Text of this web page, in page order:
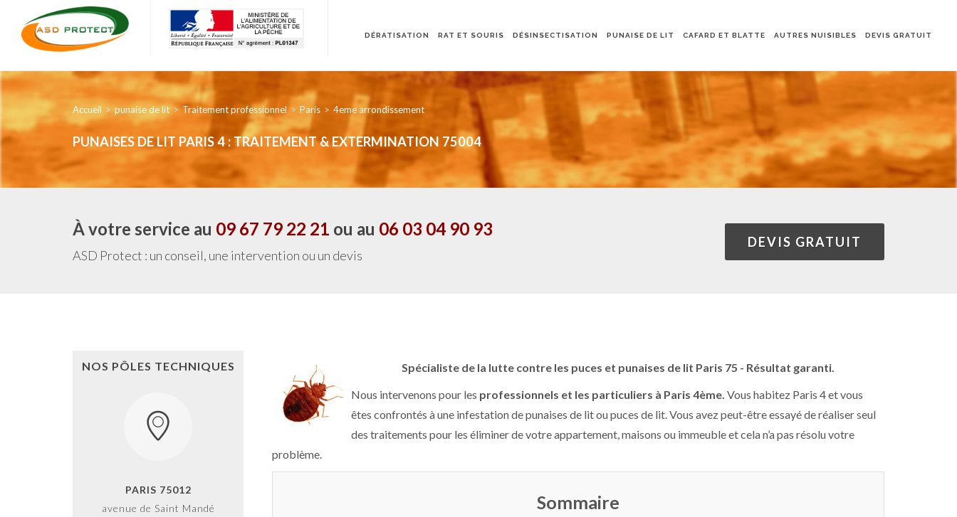
DÉRATISATION RAT ET SOURIS DÉSINSECTISATION PUNAISE DE LIT CAFARD ET BLATTE AUTRES NUISIBLES DEVIS GRATUIT
Accueil punaise de lit Traitement professionnel Paris 4eme arrondissement
PUNAISES DE LIT PARIS 4 : TRAITEMENT & EXTERMINATION 75004
À votre service au 09 67 79 22 21 ou au 06 03 04 90 93
ASD Protect : un conseil, une intervention ou un devis
DEVIS GRATUIT
Spécialiste de la lutte contre les puces et punaises de lit Paris 75 - Résultat garanti.
Nous intervenons pour les professionnels et les particuliers à Paris 4ème. Vous habitez Paris 4 et vous
êtes confrontés à une infestation de punaises de lit ou puces de lit. Vous avez peut-être essayé de réaliser seul
des traitements pour les éliminer de votre appartement, maisons ou immeuble et cela n’a pas résolu votre
problème.
Sommaire
NOS PÔLES TECHNIQUES
PARIS 75012
avenue de Saint Mandé